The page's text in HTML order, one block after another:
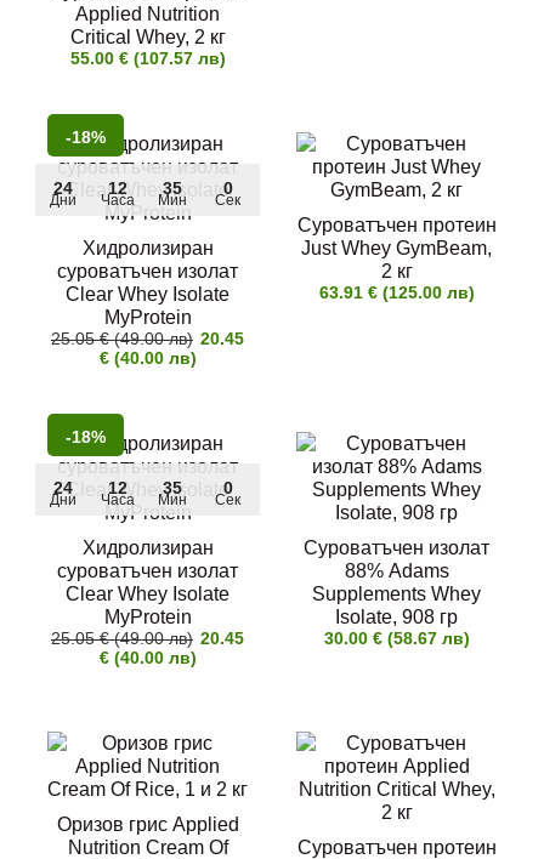
Applied Nutrition
Critical Whey, 2 кг
55.00 € (107.57 лв)
-18%
24
Дни
12
Часа
35
Мин
0
Сек
Хидролизиран
суроватъчен изолат
Clear Whey Isolate
MyProtein
25.05 € (49.00 лв) 20.45
€ (40.00 лв)
Суроватъчен протеин
Just Whey GymBeam,
2 кг
63.91 € (125.00 лв)
-18%
24
Дни
12
Часа
35
Мин
0
Сек
Хидролизиран
суроватъчен изолат
Clear Whey Isolate
MyProtein
25.05 € (49.00 лв) 20.45
€ (40.00 лв)
Суроватъчен изолат
88% Adams
Supplements Whey
Isolate, 908 гр
30.00 € (58.67 лв)
Оризов грис Applied
Nutrition Cream Of
Суроватъчен протеин